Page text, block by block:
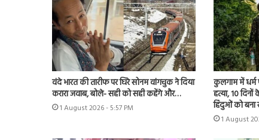
वंदे भारत की तारीफ पर घिरे सोनम वांगचुक ने दिया
करारा जवाब, बोले- सही को सही कहेंगे और…
1 August 2026 - 5:57 PM
कुलगाम में धर्म
हत्या, 10
हिंदुओं को बना
1 August